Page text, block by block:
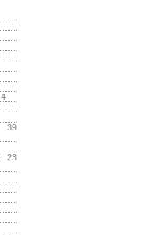
4
39
23